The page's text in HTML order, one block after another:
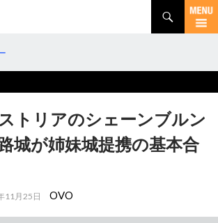
トリアのシェーンブルン
城が姉妹城提携の基本合
11月25日 OVO